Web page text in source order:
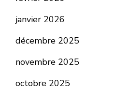
janvier 2026
décembre 2025
novembre 2025
octobre 2025